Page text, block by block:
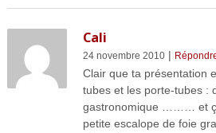
Cali
24 novembre 2010|
Clair que ta présentation
tubes et les porte-tubes :
gastronomique ……… et
petite escalope de foie